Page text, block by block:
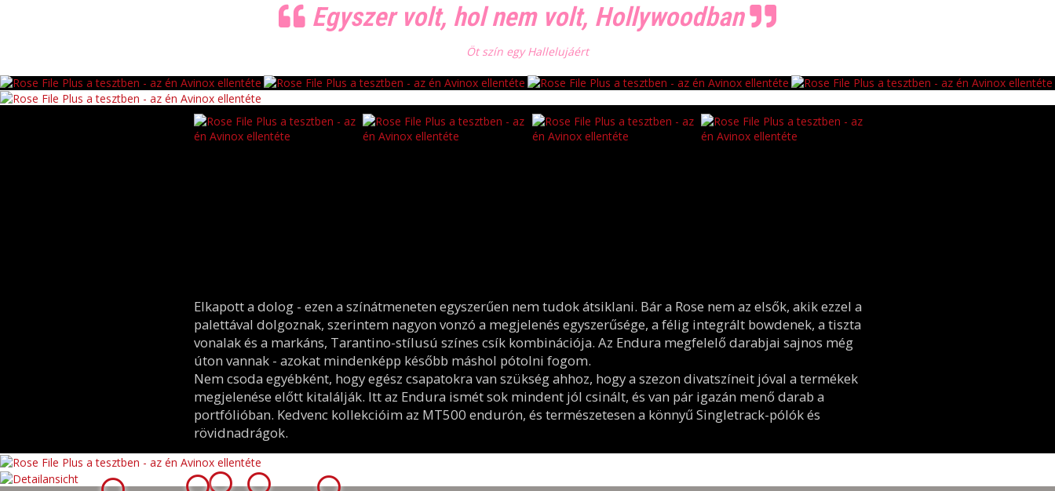
Egyszer volt, hol nem volt, Hollywoodban
Öt szín egy Hallelujáért
Elkapott a dolog - ezen a színátmeneten egyszerűen nem tudok átsiklani. Bár a Rose nem az elsők, akik ezzel a
palettával dolgoznak, szerintem nagyon vonzó a megjelenés egyszerűsége, a félig integrált bowdenek, a tiszta
vonalak és a markáns, Tarantino-stílusú színes csík kombinációja. Az Endura megfelelő darabjai sajnos még
úton vannak - azokat mindenképp később máshol pótolni fogom.
Nem csoda egyébként, hogy egész csapatokra van szükség ahhoz, hogy a szezon divatszíneit jóval a termékek
megjelenése előtt kitalálják. Itt az Endura ismét sok mindent jól csinált, és van pár igazán menő darab a
portfólióban. Kedvenc kollekcióim az MT500 endurón, és természetesen a könnyű Singletrack-pólók és
rövidnadrágok.